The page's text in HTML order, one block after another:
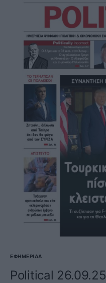
ΕΦΗΜΕΡΊΔΑ
Political 26.09.25